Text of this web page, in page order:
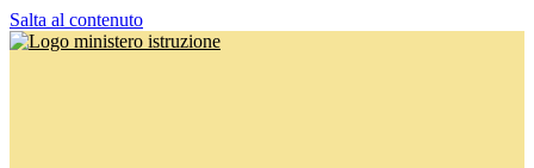
Salta al contenuto